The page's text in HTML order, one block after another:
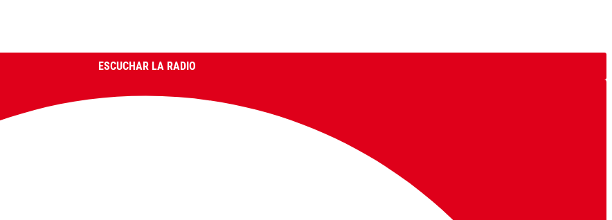
ESCUCHAR LA RADIO